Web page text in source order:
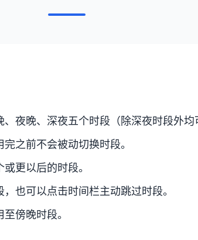
夜晚、深夜五个时段（除深夜时段外均
之前不会被动切换时段。
更以后的时段。
也可以点击时间栏主动跳过时段。
傍晚时段。